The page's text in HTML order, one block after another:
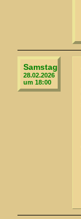
Samstag
28.02.2026
um 18:00